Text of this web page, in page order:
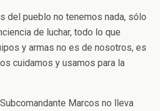
del pueblo no tenemos nada, sólo
de luchar, todo lo que
y armas no es de nosotros, es
cuidamos y usamos para la
Marcos no lleva